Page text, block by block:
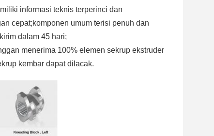
informasi teknis terperinci dan
cepat;komponen umum terisi penuh dan
dalam 45 hari;
menerima 100% elemen sekrup ekstruder
kembar dapat dilacak.